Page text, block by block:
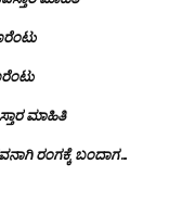
ಮಾಹಿತಿ
ರಂಗಕ್ಕೆ ಬಂದಾಗ…